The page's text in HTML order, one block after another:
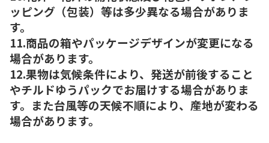
ッピング（包装）等は多少異なる場合がありま
す。
11.商品の箱やパッケージデザインが変更になる
場合があります。
12.果物は気候条件により、発送が前後すること
やチルドゆうパックでお届けする場合がありま
す。また台風等の天候不順により、産地が変わる
場合があります。